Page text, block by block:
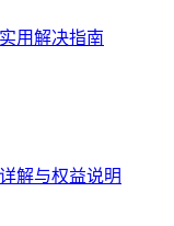
用解决指南
解与权益说明